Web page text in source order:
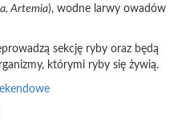
Artemia), wodne larwy owadów
sekcję ryby oraz będą
którymi ryby się żywią.